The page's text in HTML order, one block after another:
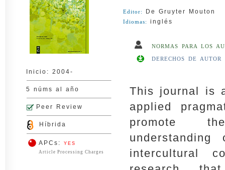
Inicio: 2004-
5 núms al año
Peer Review
Híbrida
APCs:YES
Article Processing Charges
Editor: De Gruyter Mouton
Idiomas: inglés
NORMAS PARA LOS
DERECHOS DE
This journal is
applied
promote
intercultural